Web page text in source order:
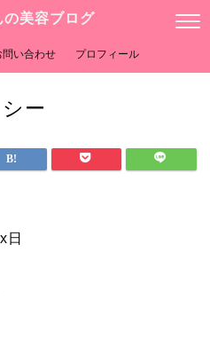
の美容ブログ
問い合わせ プロフィール
ー
日